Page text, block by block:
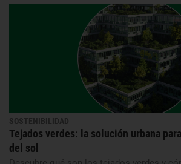
SOSTENIBILIDAD
Tejados verdes: la solución urbana
del sol